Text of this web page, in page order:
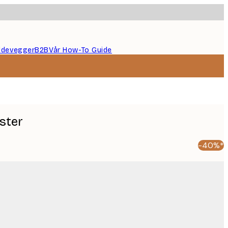
B2BVår How-To Guide
-40%*